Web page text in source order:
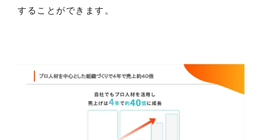
することができます。